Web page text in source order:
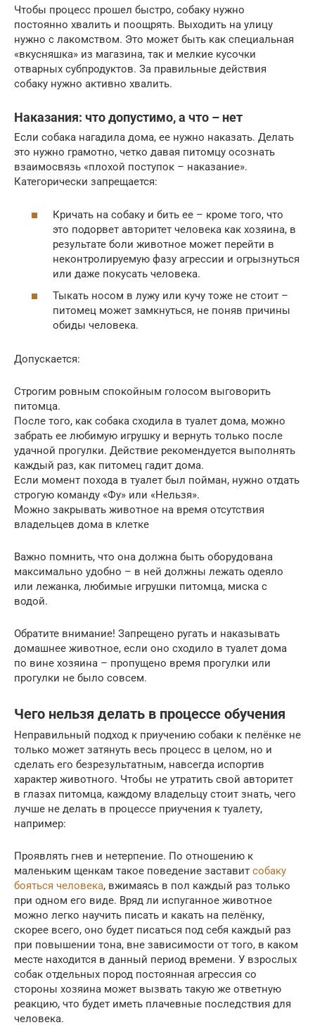
Чтобы процесс прошел быстро, собаку нужно
постоянно хвалить и поощрять. Выходить на улицу
нужно с лакомством. Это может быть как специальная
«вкусняшка» из магазина, так и мелкие кусочки
отварных субпродуктов. За правильные действия
собаку нужно активно хвалить.
Наказания: что допустимо, а что – нет
Если собака нагадила дома, ее нужно наказать. Делать
это нужно грамотно, четко давая питомцу осознать
взаимосвязь «плохой поступок – наказание».
Категорически запрещается:
Кричать на собаку и бить ее – кроме того, что
это подорвет авторитет человека как хозяина, в
результате боли животное может перейти в
неконтролируемую фазу агрессии и огрызнуться
или даже покусать человека.
Тыкать носом в лужу или кучу тоже не стоит –
питомец может замкнуться, не поняв причины
обиды человека.
Допускается:
Строгим ровным спокойным голосом выговорить
питомца.
После того, как собака сходила в туалет дома, можно
забрать ее любимую игрушку и вернуть только после
удачной прогулки. Действие рекомендуется выполнять
каждый раз, как питомец гадит дома.
Если момент похода в туалет был пойман, нужно отдать
строгую команду «Фу» или «Нельзя».
Можно закрывать животное на время отсутствия
владельцев дома в клетке
Важно помнить, что она должна быть оборудована
максимально удобно – в ней должны лежать одеяло
или лежанка, любимые игрушки питомца, миска с
водой.
Обратите внимание! Запрещено ругать и наказывать
домашнее животное, если оно сходило в туалет дома
по вине хозяина – пропущено время прогулки или
прогулки не было совсем.
Чего нельзя делать в процессе обучения
Неправильный подход к приучению собаки к пелёнке не
только может затянуть весь процесс в целом, но и
сделать его безрезультатным, навсегда испортив
характер животного. Чтобы не утратить свой авторитет
в глазах питомца, каждому владельцу стоит знать, чего
лучше не делать в процессе приучения к туалету,
например:
Проявлять гнев и нетерпение. По отношению к
маленьким щенкам такое поведение заставит собаку
бояться человека, вжимаясь в пол каждый раз только
при одном его виде. Вряд ли испуганное животное
можно легко научить писать и какать на пелёнку,
скорее всего, оно будет писаться под себя каждый раз
при повышении тона, вне зависимости от того, в каком
месте находится в данный период времени. У взрослых
собак отдельных пород постоянная агрессия со
стороны хозяина может вызвать такую же ответную
реакцию, что будет иметь плачевные последствия для
человека.